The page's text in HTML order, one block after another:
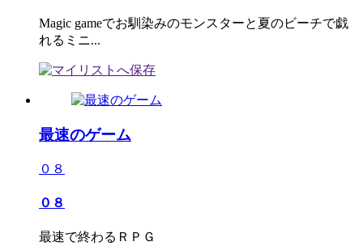
Magic gameでお馴染みのモンスターと夏のビーチで戯
れるミニ...
最速のゲーム
０８
０８
最速で終わるＲＰＧ